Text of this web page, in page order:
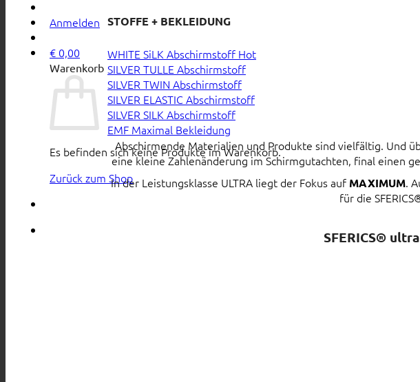
Anmelden
€ 0,00
Warenkorb
Es befinden sich keine Produkte im Warenkorb.
Zurück zum Shop
STOFFE + BEKLEIDUNG
WHITE SiLK Abschirmstoff
SILVER TULLE Abschirmstoff
SILVER TWIN Abschirmstoff
SILVER ELASTIC Abschirmstoff
SILVER SILK Abschirmstoff
EMF Maximal Bekleidung
Abschirmende Materialien und Produkte sind vielfältig. Und
eine kleine Zahlenänderung im Schirmgutachten, final einen
In der Leistungsklasse ULTRA liegt der Fokus auf MAXIMUM.
für die
SFERICS®